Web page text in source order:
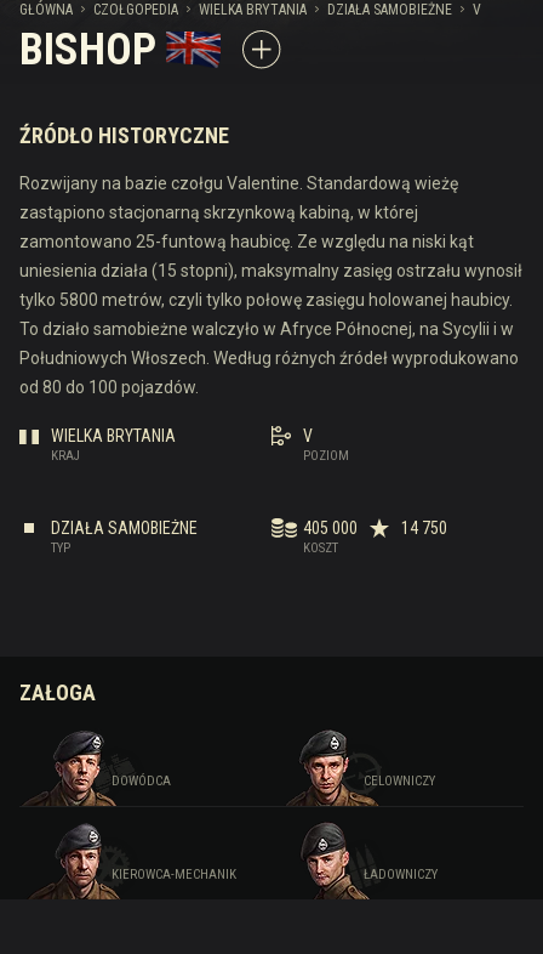
GŁÓWNA CZOŁGOPEDIA WIELKA BRYTANIA DZIAŁA SAMOBIEŻNE V
BISHOP
ŹRÓDŁO HISTORYCZNE
Rozwijany na bazie czołgu Valentine. Standardową wieżę
zastąpiono stacjonarną skrzynkową kabiną, w której
zamontowano 25-funtową haubicę. Ze względu na niski kąt
uniesienia działa (15 stopni), maksymalny zasięg ostrzału wynosił
tylko 5800 metrów, czyli tylko połowę zasięgu holowanej haubicy.
To działo samobieżne walczyło w Afryce Północnej, na Sycylii i w
Południowych Włoszech. Według różnych źródeł wyprodukowano
od 80 do 100 pojazdów.
KRAJ
WIELKA BRYTANIA
POZIOM
V
TYP
DZIAŁA SAMOBIEŻNE
KOSZT
405 000 14 750
ZAŁOGA
DOWÓDCA CELOWNICZY
KIEROWCA-MECHANIK ŁADOWNICZY